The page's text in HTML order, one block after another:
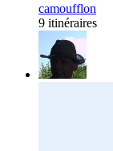
camoufflon
9 itinéraires